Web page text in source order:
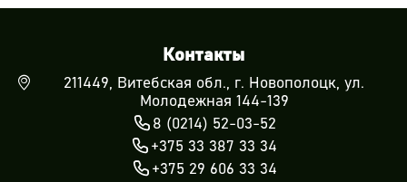
Контакты
211449, Витебская обл., г. Новополоцк, ул.
Молодежная 144-139
8 (0214) 52-03-52
+375 33 387 33 34
+375 29 606 33 34